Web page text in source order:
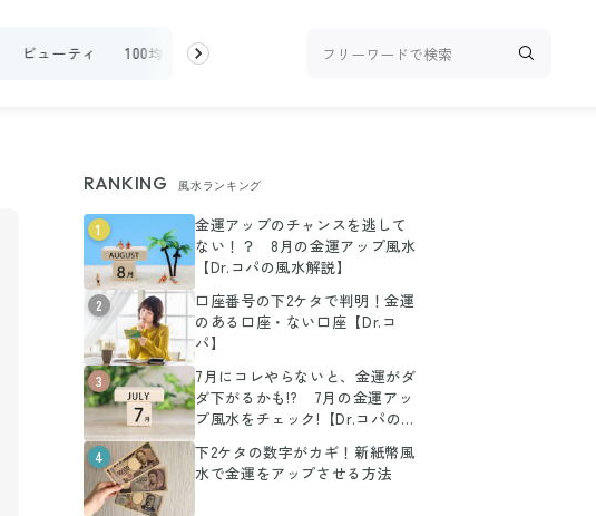
ビューティ 100均・雑貨 料理レシピ 話題
RANKING 風水ランキング
1
金運アップのチャンスを逃して
ない！？ 8月の金運アップ風水
【Dr.コパの風水解説】
2
口座番号の下2ケタで判明！金運
のある口座・ない口座【Dr.コ
パ】
3
7月にコレやらないと、金運がダ
ダ下がるかも!? 7月の金運アッ
プ風水をチェック!【Dr.コパの風
4
下2ケタの数字がカギ！新紙幣風
水で金運をアップさせる方法